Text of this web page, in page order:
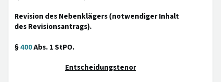
Revision des Nebenklägers (notwendiger Inhalt
des Revisionsantrags).
§400Abs. 1 StPO.
Entscheidungstenor